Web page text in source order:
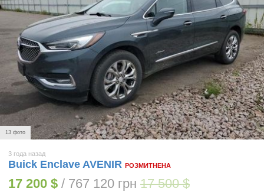
13 фото
3 года назад
Buick Enclave AVENIR РОЗМИТНЕНА
17 200 $ / 767 120 грн 17 500 $